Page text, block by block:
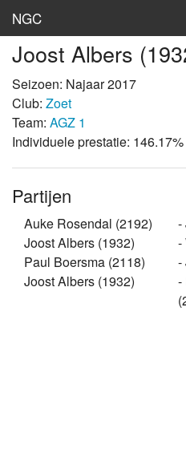
NGC
Inloggen
Stand
Rooster
Clubs
Lokaties
Archief
Joost Albers
Seizoen: Najaar 2017
Club: Zoet
Team: AGZ 1
Individuele prestatie: 146.17%
Partijen
Auke Rosendal (2192) -
Joost Albers (1932)
-
Paul Boersma (2118)
-
Joost Albers (1932)
-